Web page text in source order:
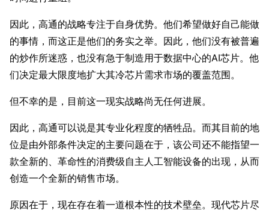
因此，高通的战略专注于自身优势。他们希望做好自己能做
的事情，而这正是他们的务实之举。因此，他们没有被普遍
的炒作所迷惑，也没有急于制造用于数据中心的AI芯片。他
们决定最大限度地扩大其冷芯片需求市场的覆盖范围。
但不幸的是，目前这一现实战略尚无任何进展。
因此，高通可以说是其专业化程度的牺牲品。而其目前的地
位是由外部条件决定的主要问题在于，该公司还不能指望一
款全新的、革命性的消费级自主人工智能设备的出现，从而
创造一个全新的销售市场。
原因在于，现在存在着一道根本性的技术壁垒。现代芯片尽